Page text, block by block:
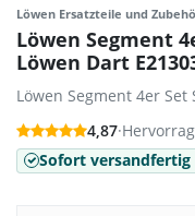
Löwen Ersatzteile und
Löwen Segment
Löwen Dart
Löwen Segment 4er Set
4,87·
Sofort versandfertig